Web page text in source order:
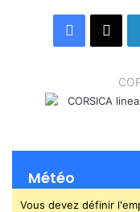
Facebook
Météo
Vous devez définir